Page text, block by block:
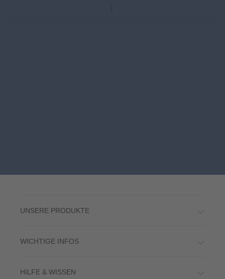
UNSERE PRODUKTE
WICHTIGE INFOS
HILFE & WISSEN